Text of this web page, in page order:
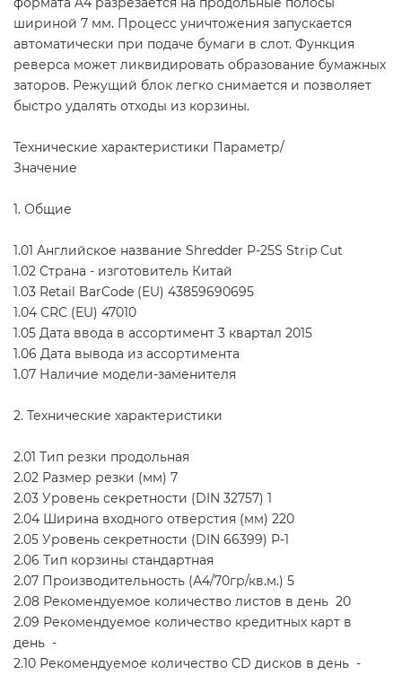
шириной 7 мм. Процесс уничтожения запускается
автоматически при подаче бумаги в слот. Функция
реверса может ликвидировать образование бумажных
заторов. Режущий блок легко снимается и позволяет
быстро удалять отходы из корзины.
Технические характеристики Параметр/
Значение
1. Общие
1.01 Английское название Shredder P-25S Strip Cut
1.02 Страна - изготовитель Китай
1.03 Retail BarCode (EU) 43859690695
1.04 CRC (EU) 47010
1.05 Дата ввода в ассортимент 3 квартал 2015
1.06 Дата вывода из ассортимента
1.07 Наличие модели-заменителя
2. Технические характеристики
2.01 Тип резки продольная
2.02 Размер резки (мм) 7
2.03 Уровень секретности (DIN 32757) 1
2.04 Ширина входного отверстия (мм) 220
2.05 Уровень секретности (DIN 66399) P-1
2.06 Тип корзины стандартная
2.07 Производительность (А4/70гр/кв.м.) 5
2.08 Рекомендуемое количество листов в день 20
2.09 Рекомендуемое количество кредитных карт в
день -
2.10 Рекомендуемое количество CD дисков в день -